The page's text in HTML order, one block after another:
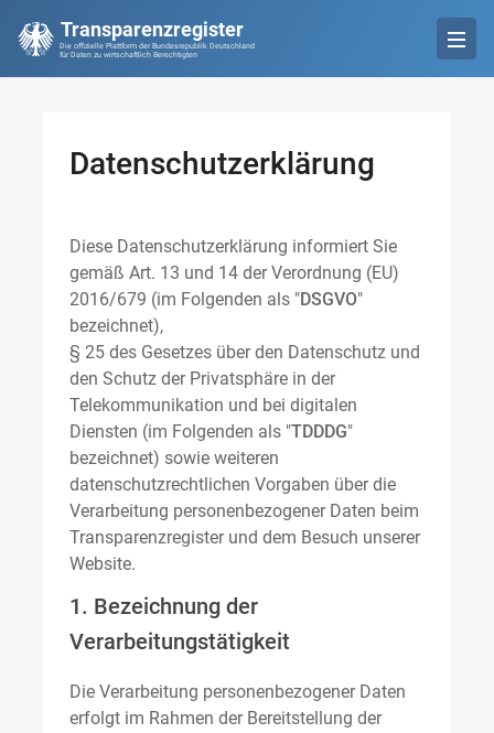
Transparenzregister
Die offizielle Plattform der Bundesrepublik Deutschland
für Daten zu wirtschaftlich Berechtigten
Datenschutzerklärung
Diese Datenschutzerklärung informiert Sie
gemäß Art. 13 und 14 der Verordnung (EU)
2016/679 (im Folgenden als "DSGVO"
bezeichnet),
§ 25 des Gesetzes über den Datenschutz und
den Schutz der Privatsphäre in der
Telekommunikation und bei digitalen
Diensten (im Folgenden als "TDDDG"
bezeichnet) sowie weiteren
datenschutzrechtlichen Vorgaben über die
Verarbeitung personenbezogener Daten beim
Transparenzregister und dem Besuch unserer
Website.
1. Bezeichnung der
Verarbeitungstätigkeit
Die Verarbeitung personenbezogener Daten
erfolgt im Rahmen der Bereitstellung der